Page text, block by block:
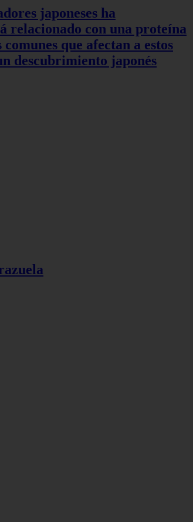
japoneses ha
relacionado con una proteína
que afectan a estos
descubrimiento japonés